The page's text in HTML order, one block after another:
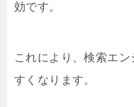
効です。
これにより、検索エ
すくなります。